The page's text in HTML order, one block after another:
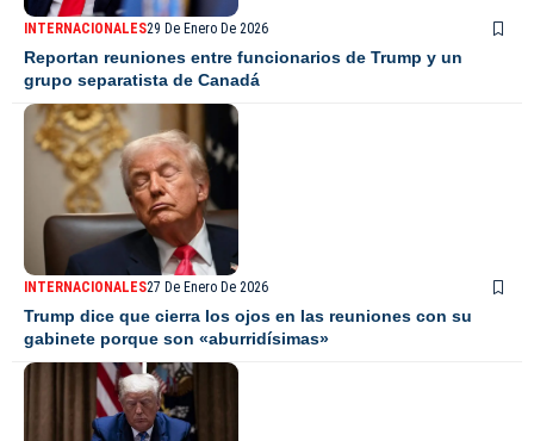
INTERNACIONALES29 De Enero De 2026
Reportan reuniones entre funcionarios de Trump y un
grupo separatista de Canadá
INTERNACIONALES27 De Enero De 2026
Trump dice que cierra los ojos en las reuniones con su
gabinete porque son «aburridísimas»